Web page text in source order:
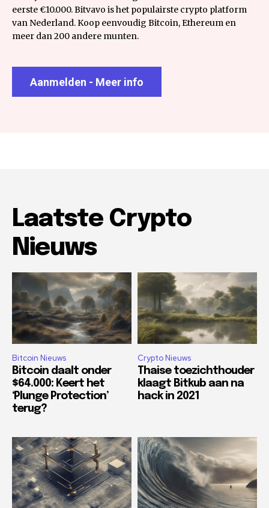
eerste €10.000. Bitvavo is het populairste crypto platform
van Nederland. Koop eenvoudig Bitcoin, Ethereum en
meer dan 200 andere munten.
Aanmelden - Meer info
Laatste Crypto
Nieuws
Bitcoin Nieuws
Bitcoin daalt onder
$64.000: Keert het
‘Plunge Protection’
terug?
Crypto Nieuws
Thaise toezichthouder
klaagt Bitkub aan na
hack in 2021